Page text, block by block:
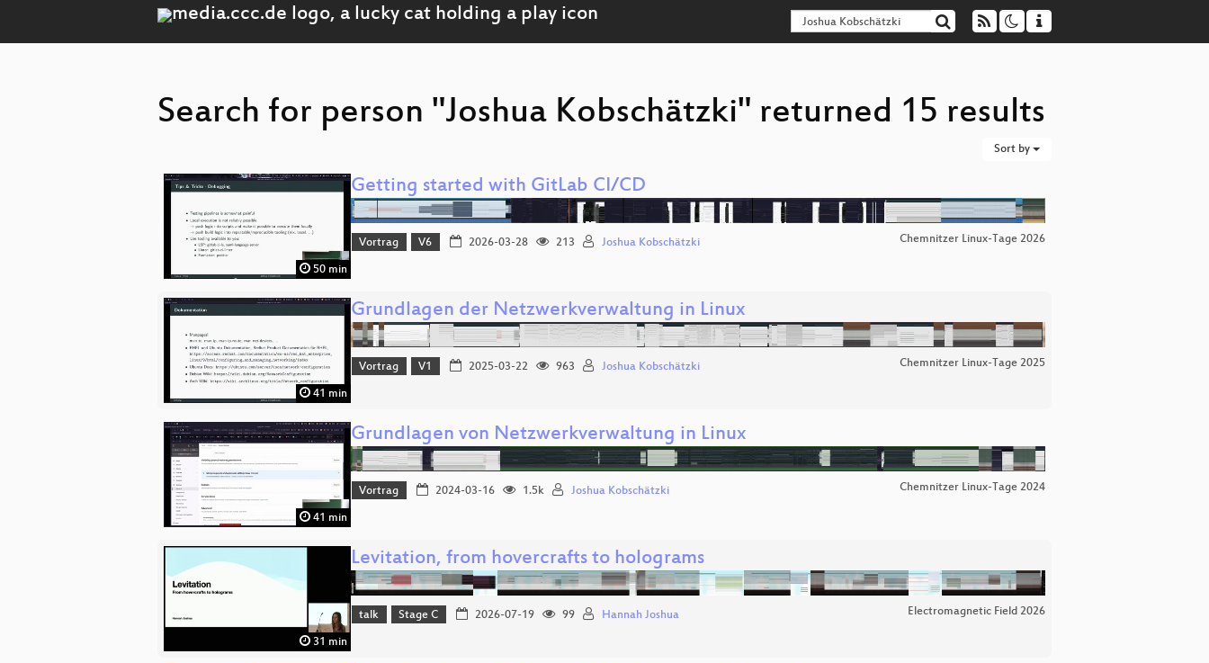
Search for person "Joshua Kobschätzki" returned 15 results
Sort by
50 min
Getting started with GitLab CI/CD
Vortrag V6 2026-03-28 213 Joshua Kobschätzki Chemnitzer Linux-Tage 2026
41 min
Grundlagen der Netzwerkverwaltung in Linux
Vortrag V1 2025-03-22 963 Joshua Kobschätzki Chemnitzer Linux-Tage 2025
41 min
Grundlagen von Netzwerkverwaltung in Linux
Vortrag 2024-03-16 1.5k Joshua Kobschätzki Chemnitzer Linux-Tage 2024
31 min
Levitation, from hovercrafts to holograms
talk Stage C 2026-07-19 99 Hannah Joshua Electromagnetic Field 2026